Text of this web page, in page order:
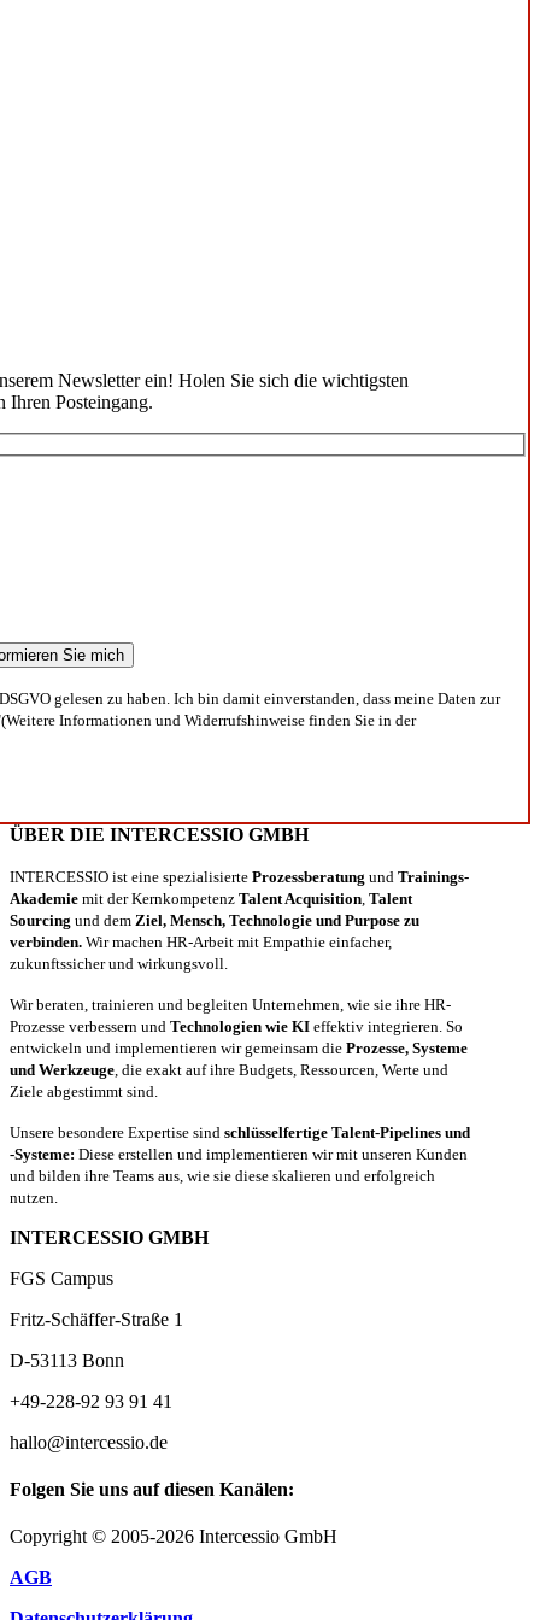
Newsletter ein! Holen Sie sich die wichtigsten
Ihren Posteingang.
gelesen zu haben. Ich bin damit einverstanden, dass meine Daten zur
Informationen und Widerrufshinweise finden Sie in der
ÜBER DIE INTERCESSIO GMBH
INTERCESSIO ist eine spezialisierte Prozessberatung und Trainings-
Akademie mit der Kernkompetenz Talent Acquisition Talent
Sourcing und dem Ziel, Mensch, Technologie und Purpose zu
verbinden. Wir machen HR-Arbeit mit Empathie einfacher,
zukunftssicher und wirkungsvoll.
Wir beraten, trainieren und begleiten Unternehmen, wie sie ihre HR-
Prozesse verbessern und Technologien wie KI effektiv integrieren. So
entwickeln und implementieren wir gemeinsam die Prozesse, Systeme
und Werkzeuge , die exakt auf ihre Budgets, Ressourcen, Werte und
Ziele abgestimmt sind.
Unsere besondere Expertise sind schlüsselfertige Talent-Pipelines und
-Systeme: Diese erstellen und implementieren wir mit unseren Kunden
und bilden ihre Teams aus, wie sie diese skalieren und erfolgreich
nutzen.
INTERCESSIO GMBH
FGS Campus
Fritz-Schäffer-Straße 1
D-53113 Bonn
+49-228-92 93 91 41
hallo@intercessio.de
Folgen Sie uns auf diesen Kanälen:
Copyright © 2005-2026 Intercessio GmbH
AGB